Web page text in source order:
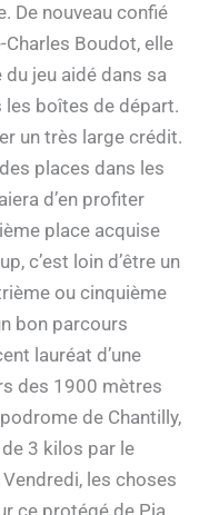
De nouveau confié
Charles Boudot, elle
jeu aidé dans sa
les boîtes de départ.
un très large crédit.
places dans les
d’en profiter
place acquise
c’est loin d’être un
ou cinquième
bon parcours
lauréat d’une
des 1900 mètres
de Chantilly,
3 kilos par le
les choses